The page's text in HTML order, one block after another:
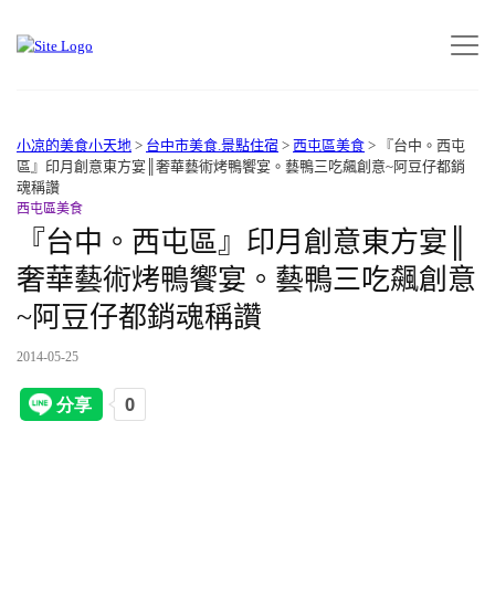
小凉的美食小天地 > 台中市美食.景點住宿 > 西屯區美食 >
『台中。西屯
區』印月創意東方宴║奢華藝術烤鴨饗宴。藝鴨三吃飆創意~阿豆仔都銷
魂稱讚
西屯區美食
『台中。西屯區』印月創意東方宴║
奢華藝術烤鴨饗宴。藝鴨三吃飆創意
~阿豆仔都銷魂稱讚
2014-05-25